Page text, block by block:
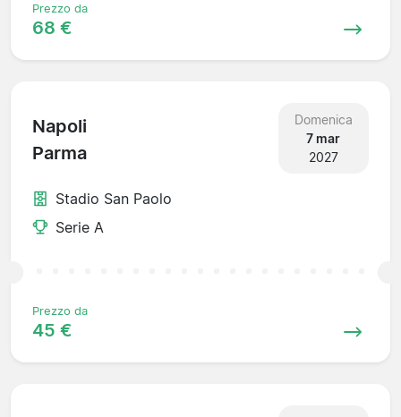
Prezzo da
68 €
Napoli
Parma
Domenica
7 mar
2027
Stadio San Paolo
Serie A
Prezzo da
45 €